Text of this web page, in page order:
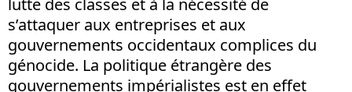
lutte des classes et à la nécessité de
s’attaquer aux entreprises et aux
gouvernements occidentaux complices du
génocide. La politique étrangère des
gouvernements impérialistes est en effet